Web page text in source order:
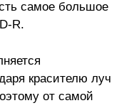
самое большое
R.
красителю луч
от самой